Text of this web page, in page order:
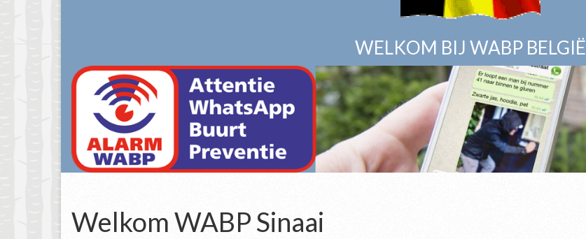
WELKOM BIJ WABP BELGIË
Welkom WABP Sinaai